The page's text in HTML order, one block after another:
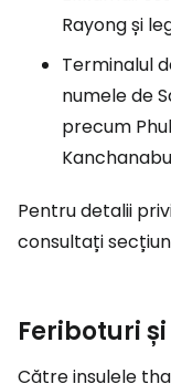
Rayong și
Terminalul
numele de
precum
Pentru detalii
consultați
Feriboturi
Către insulele